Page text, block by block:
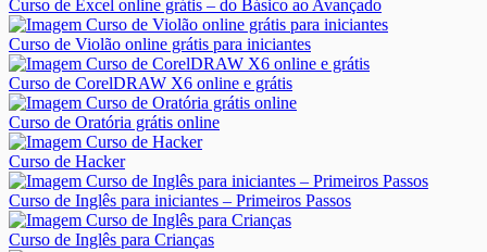
Curso de Excel online grátis – do Básico ao Avançado
Curso de Violão online grátis para iniciantes
Curso de CorelDRAW X6 online e grátis
Curso de Oratória grátis online
Curso de Hacker
Curso de Inglês para iniciantes – Primeiros Passos
Curso de Inglês para Crianças